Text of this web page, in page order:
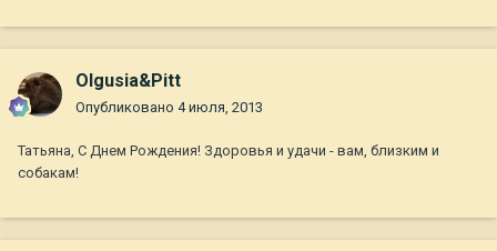
Olgusia&Pitt
Опубликовано 4 июля, 2013
Татьяна, С Днем Рождения! Здоровья и удачи - вам, близким и
собакам!